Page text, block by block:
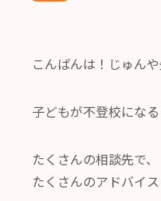
こんばんは！じゅん
子どもが不登校になる
たくさんの相談先で、
たくさんのアドバイス